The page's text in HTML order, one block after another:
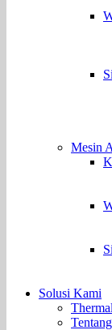
Mesin
Solusi Kami